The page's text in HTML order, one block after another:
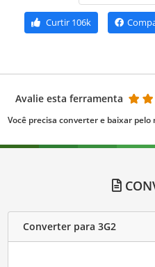
Curtir 106k
Avalie esta ferramenta
Você precisa converter e baixar
Converter para 3G2